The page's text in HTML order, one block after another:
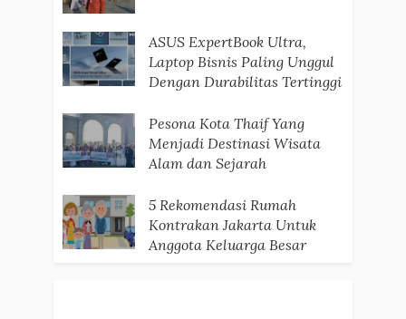
ASUS ExpertBook Ultra,
Laptop Bisnis Paling Unggul
Dengan Durabilitas Tertinggi
Pesona Kota Thaif Yang
Menjadi Destinasi Wisata
Alam dan Sejarah
5 Rekomendasi Rumah
Kontrakan Jakarta Untuk
Anggota Keluarga Besar